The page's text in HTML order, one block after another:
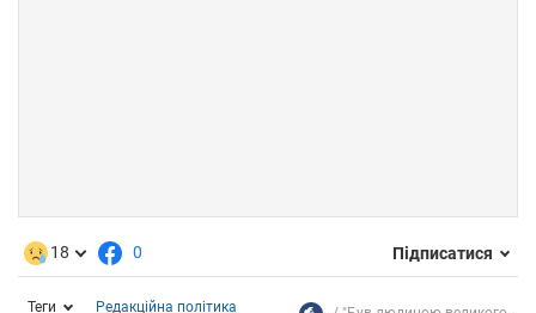
18 0 Підписатися
Теги Редакційна політика